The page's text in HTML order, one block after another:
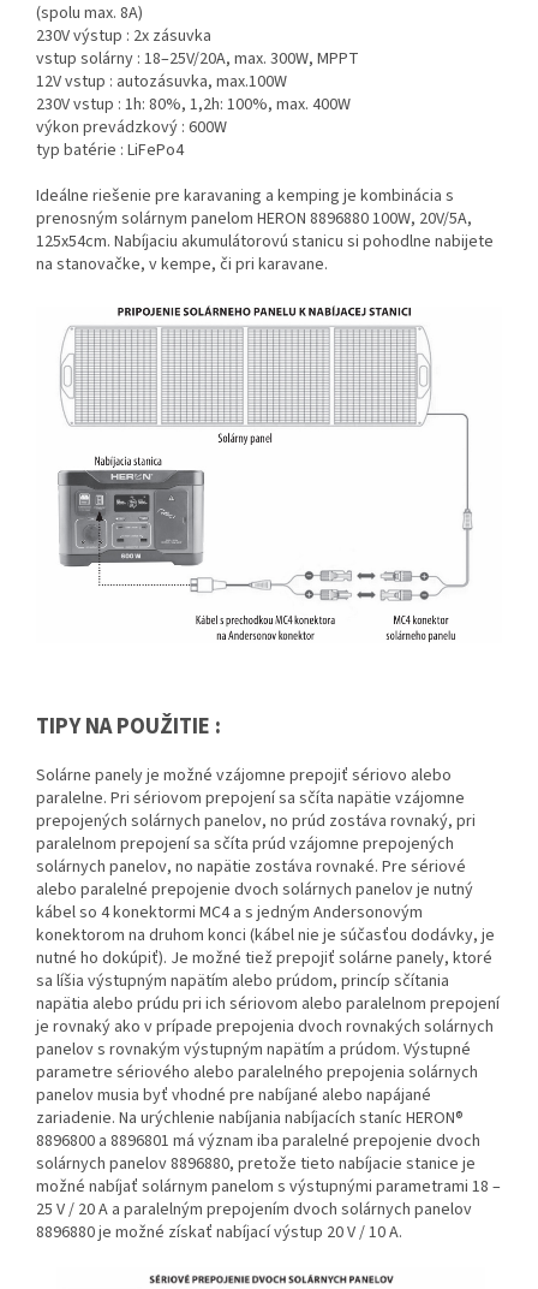
(spolu max. 8A)
230V výstup : 2x zásuvka
vstup solárny : 18–25V/20A, max. 300W, MPPT
12V vstup : autozásuvka, max.100W
230V vstup : 1h: 80%, 1,2h: 100%, max. 400W
výkon prevádzkový : 600W
typ batérie : LiFePo4
Ideálne riešenie pre karavaning a kemping je kombinácia s
prenosným solárnym panelom HERON 8896880 100W, 20V/5A,
125x54cm. Nabíjaciu akumulátorovú stanicu si pohodlne nabijete
na stanovačke, v kempe, či pri karavane.
TIPY NA POUŽITIE :
Solárne panely je možné vzájomne prepojiť sériovo alebo
paralelne. Pri sériovom prepojení sa sčíta napätie vzájomne
prepojených solárnych panelov, no prúd zostáva rovnaký, pri
paralelnom prepojení sa sčíta prúd vzájomne prepojených
solárnych panelov, no napätie zostáva rovnaké. Pre sériové
alebo paralelné prepojenie dvoch solárnych panelov je nutný
kábel so 4 konektormi MC4 a s jedným Andersonovým
konektorom na druhom konci (kábel nie je súčasťou dodávky, je
nutné ho dokúpiť). Je možné tiež prepojiť solárne panely, ktoré
sa líšia výstupným napätím alebo prúdom, princíp sčítania
napätia alebo prúdu pri ich sériovom alebo paralelnom prepojení
je rovnaký ako v prípade prepojenia dvoch rovnakých solárnych
panelov s rovnakým výstupným napätím a prúdom. Výstupné
parametre sériového alebo paralelného prepojenia solárnych
panelov musia byť vhodné pre nabíjané alebo napájané
zariadenie. Na urýchlenie nabíjania nabíjacích staníc HERON®
8896800 a 8896801 má význam iba paralelné prepojenie dvoch
solárnych panelov 8896880, pretože tieto nabíjacie stanice je
možné nabíjať solárnym panelom s výstupnými parametrami 18 –
25 V / 20 A a paralelným prepojením dvoch solárnych panelov
8896880 je možné získať nabíjací výstup 20 V / 10 A.